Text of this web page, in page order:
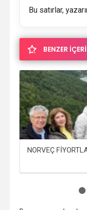
Bu satırlar,
BENZER
NORVEÇ